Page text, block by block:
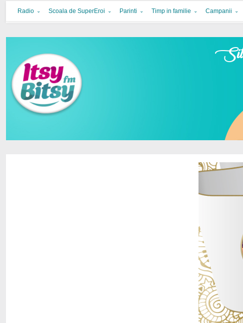
Itsy Bitsy
bucurie in familie
Radio Scoala de SuperEroi Parinti Timp in familie Campanii